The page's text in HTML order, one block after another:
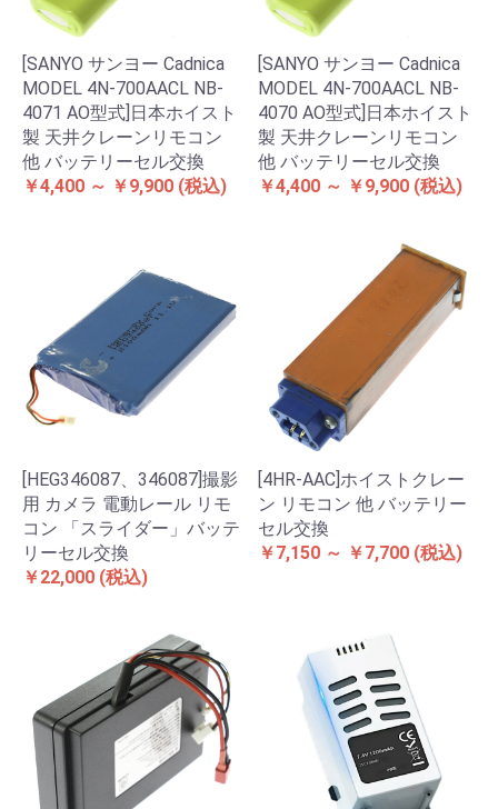
[SANYO サンヨー Cadnica
MODEL 4N-700AACL NB-
4071 AO型式]日本ホイスト
製 天井クレーンリモコン
他 バッテリーセル交換
￥4,400 ～ ￥9,900 (税込)
[SANYO サンヨー Cadnica
MODEL 4N-700AACL NB-
4070 AO型式]日本ホイスト
製 天井クレーンリモコン
他 バッテリーセル交換
￥4,400 ～ ￥9,900 (税込)
[HEG346087、346087]撮影
用 カメラ 電動レール リモ
コン 「スライダー」バッテ
リーセル交換
￥22,000 (税込)
[4HR-AAC]ホイストクレー
ン リモコン 他 バッテリー
セル交換
￥7,150 ～ ￥7,700 (税込)